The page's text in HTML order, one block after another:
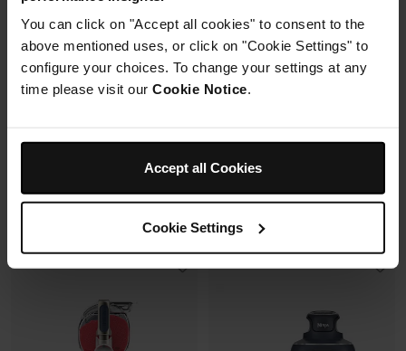
You can click on "Accept all cookies" to consent to the
above mentioned uses, or click on "Cookie Settings" to
configure your choices. To change your settings at any
time please visit our Cookie Notice.
Accept all Cookies
Cookie Settings
cuissons
Prix réduit de
229,99 €au
Ajouter au panier
6 modes de cuisson (max
240°C)
Synchronisation des
cuissons
173,00 €Prix le + bas sur 30j
Voir les détails